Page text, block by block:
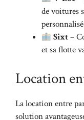
de voitures
Sixt–
et sa flotte
Location
La location entre
solution